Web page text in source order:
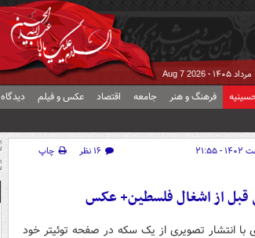
Aug 7 2026
فرهنگ و هنر جامعه اقتصاد عکس و فیلم دیدگاه
۱۶ نظر
چاپ
از اشغال فلسطین+ عکس
با انتشار تصویری از یک سکه در صفحه توئیتر خود